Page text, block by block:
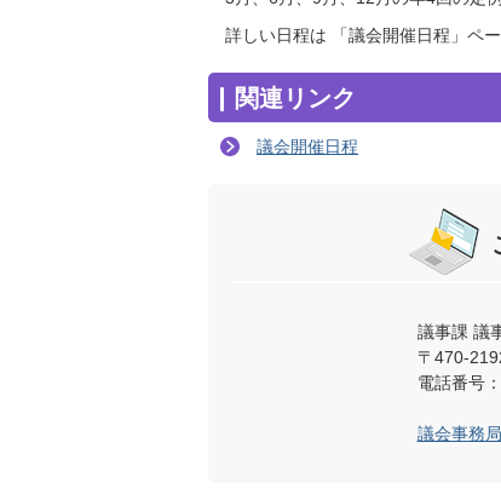
詳しい日程は 「議会開催日程」ペ
関連リンク
議会開催日程
議事課 議
〒470-
電話番号
議会事務